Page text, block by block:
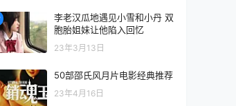
李老汉瓜地遇见小雪和小丹 双
胞胎姐妹让他陷入回忆
23年3月13日
50部邵氏风月片电影经典推荐
23年4月16日